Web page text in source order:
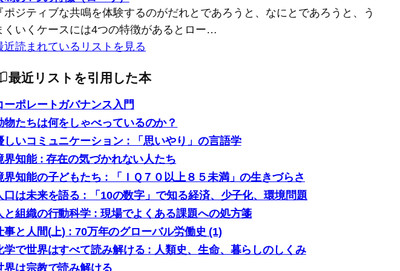
『ポジティブな共鳴を体験するのがだれとであろうと、なにとであろうと、う
くいくケースには4つの特徴があるとロー…
近読まれているリストを見る
最近リストを引用した本
ーポレートガバナンス入門
物たちは何をしゃべっているのか？
しいコミュニケーション : 「思いやり」の言語学
界知能 : 存在の気づかれない人たち
界知能の子どもたち : 「ＩＱ７０以上８５未満」の生きづらさ
口は未来を語る : 「10の数字」で知る経済、少子化、環境問題
と組織の行動科学 : 現場でよくある課題への処方箋
事と人間(上) : 70万年のグローバル労働史 (1)
学で世界はすべて読み解ける : 人類史、生命、暮らしのしくみ
界は宗教で読み解ける